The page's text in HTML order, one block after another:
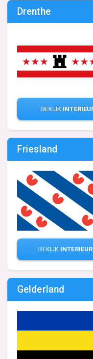
Drenthe
BEKIJK
Friesland
BEKIJK
Gelderland